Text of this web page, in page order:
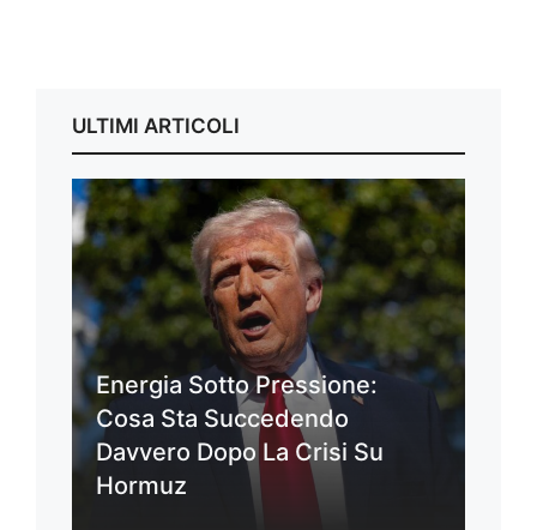
ULTIMI ARTICOLI
Energia Sotto Pressione:
Cosa Sta Succedendo
Davvero Dopo La Crisi Su
Hormuz